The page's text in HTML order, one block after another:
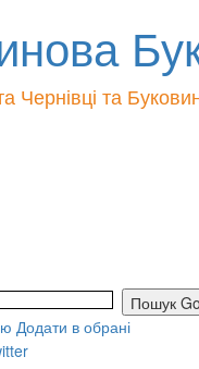
Чернівці та
Додати в обрані